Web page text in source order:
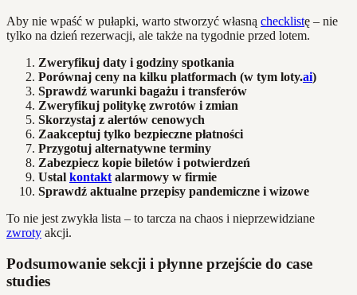
Aby nie wpaść w pułapki, warto stworzyć własną checklistę – nie
tylko na dzień rezerwacji, ale także na tygodnie przed lotem.
Zweryfikuj daty i godziny spotkania
Porównaj ceny na kilku platformach (w tym loty.ai)
Sprawdź warunki bagażu i transferów
Zweryfikuj politykę zwrotów i zmian
Skorzystaj z alertów cenowych
Zaakceptuj tylko bezpieczne płatności
Przygotuj alternatywne terminy
Zabezpiecz kopie biletów i potwierdzeń
Ustal kontakt alarmowy w firmie
Sprawdź aktualne przepisy pandemiczne i wizowe
To nie jest zwykła lista – to tarcza na chaos i nieprzewidziane
zwroty akcji.
Podsumowanie sekcji i płynne przejście do case
studies